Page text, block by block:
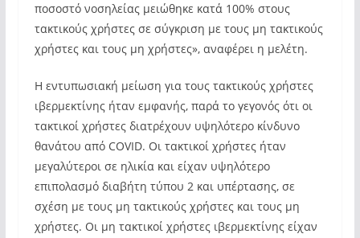
ποσοστό νοσηλείας μειώθηκε κατά 100% στους
τακτικούς χρήστες σε σύγκριση με τους μη τακτικούς
χρήστες και τους μη χρήστες», αναφέρει η μελέτη.
Η εντυπωσιακή μείωση για τους τακτικούς χρήστες
ιβερμεκτίνης ήταν εμφανής, παρά το γεγονός ότι οι
τακτικοί χρήστες διατρέχουν υψηλότερο κίνδυνο
θανάτου από COVID. Οι τακτικοί χρήστες ήταν
μεγαλύτεροι σε ηλικία και είχαν υψηλότερο
επιπολασμό διαβήτη τύπου 2 και υπέρτασης, σε
σχέση με τους μη τακτικούς χρήστες και τους μη
χρήστες. Οι μη τακτικοί χρήστες ιβερμεκτίνης είχαν